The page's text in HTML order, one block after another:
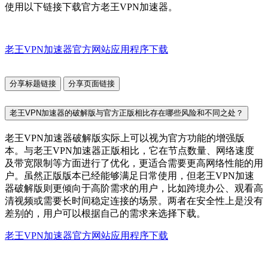
使用以下链接下载官方老王VPN加速器。
老王VPN加速器官方网站应用程序下载
分享标题链接 分享页面链接
老王VPN加速器的破解版与官方正版相比存在哪些风险和不同之处？
老王VPN加速器破解版实际上可以视为官方功能的增强版
本。与老王VPN加速器正版相比，它在节点数量、网络速度
及带宽限制等方面进行了优化，更适合需要更高网络性能的用
户。虽然正版版本已经能够满足日常使用，但老王VPN加速
器破解版则更倾向于高阶需求的用户，比如跨境办公、观看高
清视频或需要长时间稳定连接的场景。两者在安全性上是没有
差别的，用户可以根据自己的需求来选择下载。
老王VPN加速器官方网站应用程序下载